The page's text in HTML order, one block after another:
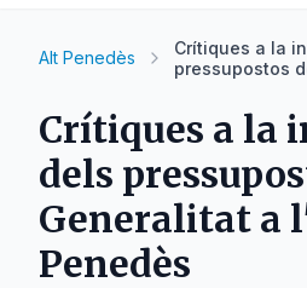
Alt Penedès
Crítiques a la
pressupostos
Crítiques a la
dels
Generalitat a
Penedès